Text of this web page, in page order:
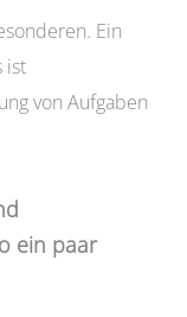
Ein
ist
von Aufgaben
ein paar